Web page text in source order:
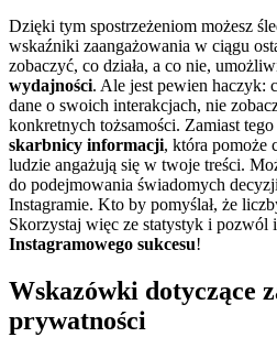
Dzięki tym spostrzeżeniom możesz
wskaźniki zaangażowania w ciągu
zobaczyć, co działa, a co nie,
wydajności. Ale jest pewien haczyk:
dane o swoich interakcjach, nie
konkretnych tożsamości. Zamiast
skarbnicy informacji, która pomoże
ludzie angażują się w twoje treści.
do podejmowania świadomych
Instagramie. Kto by pomyślał, że
Skorzystaj więc ze statystyk i pozwól
Instagramowego sukcesu!
Wskazówki dotyczące
prywatności